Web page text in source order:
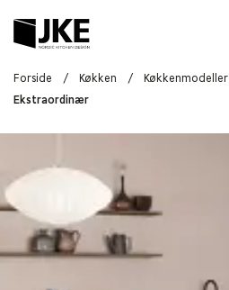
Forside / Køkken / Køkkenmodeller
Ekstraordinær